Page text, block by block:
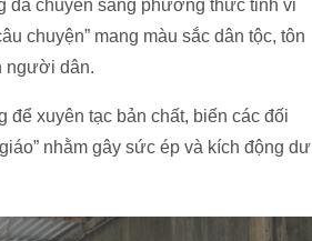
đã chuyển sang phương thức tinh vi
chuyện” mang màu sắc dân tộc, tôn
người dân.
để xuyên tạc bản chất, biến các đối
nhằm gây sức ép và kích động dư